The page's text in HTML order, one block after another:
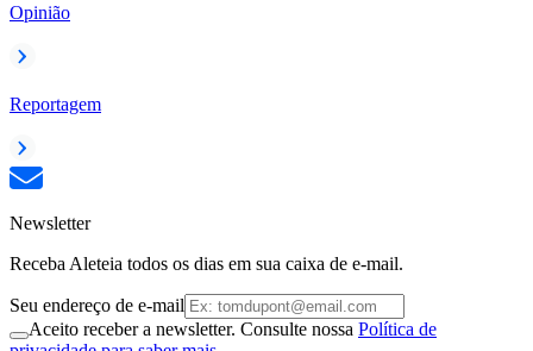
Opinião
Reportagem
Newsletter
Receba Aleteia todos os dias em sua caixa de e-mail.
Seu endereço de e-mail
Aceito receber a newsletter. Consulte nossa Política de